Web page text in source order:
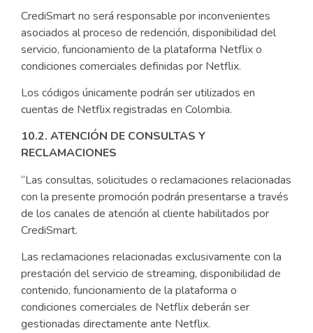
CrediSmart no será responsable por inconvenientes
asociados al proceso de redención, disponibilidad del
servicio, funcionamiento de la plataforma Netflix o
condiciones comerciales definidas por Netflix.
Los códigos únicamente podrán ser utilizados en
cuentas de Netflix registradas en Colombia.
10.2. ATENCIÓN DE CONSULTAS Y
RECLAMACIONES
“Las consultas, solicitudes o reclamaciones relacionadas
con la presente promoción podrán presentarse a través
de los canales de atención al cliente habilitados por
CrediSmart.
Las reclamaciones relacionadas exclusivamente con la
prestación del servicio de streaming, disponibilidad de
contenido, funcionamiento de la plataforma o
condiciones comerciales de Netflix deberán ser
gestionadas directamente ante Netflix.